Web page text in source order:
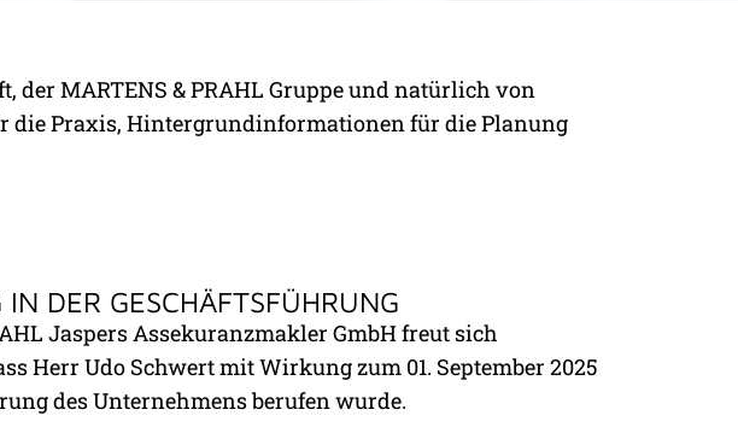
MARTENS & PRAHL Gruppe und natürlich von
die Praxis, Hintergrundinformationen für die Planung
DER GESCHÄFTSFÜHRUNG
Jaspers Assekuranzmakler GmbH freut sich
Herr Udo Schwert mit Wirkung zum 01. September 2025
des Unternehmens berufen wurde.